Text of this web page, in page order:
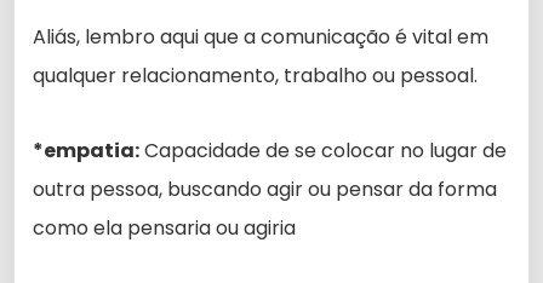
Aliás, lembro aqui que a comunicação é vital em
qualquer relacionamento, trabalho ou pessoal.
*empatia:Capacidade de se colocar no lugar de
outra pessoa, buscando agir ou pensar da forma
como ela pensaria ou agiria